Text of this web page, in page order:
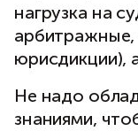
нагрузка на
юрисдикции),
Не надо
знаниями,